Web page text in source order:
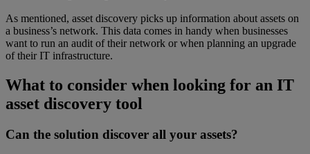
As mentioned, asset discovery picks up information about assets on
a business’s network. This data comes in handy when businesses
want to run an audit of their network or when planning an upgrade
of their IT infrastructure.
What to consider when looking for an IT
asset discovery tool
Can the solution discover all your assets?